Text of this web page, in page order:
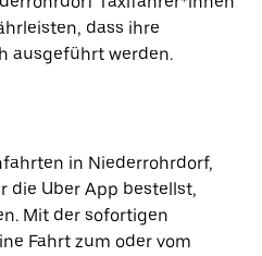
dass ihre
ausgeführt werden.
in Niederrohrdorf,
die Uber App bestellst,
Mit der sofortigen
Fahrt zum oder vom